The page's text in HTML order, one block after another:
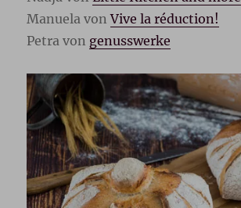
Manuela vonVive la réduction!
Petra von genusswerke